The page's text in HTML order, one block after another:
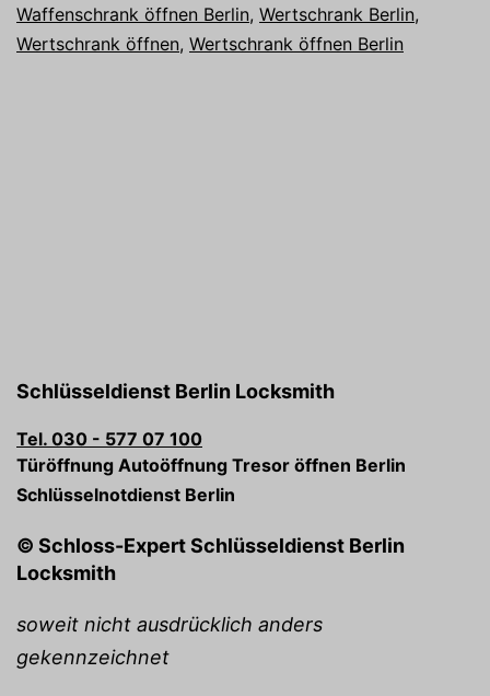
Waffenschrank öffnen Berlin, Wertschrank Berlin,
Wertschrank öffnen, Wertschrank öffnen Berlin
Schlüsseldienst Berlin Locksmith
Tel. 030 - 577 07 100
Türöffnung Autoöffnung Tresor öffnen Berlin
Schlüsselnotdienst Berlin
© Schloss-Expert Schlüsseldienst Berlin
Locksmith
soweit nicht ausdrücklich anders
gekennzeichnet